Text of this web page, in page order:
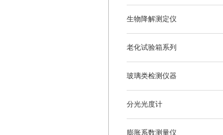
生物降解测定仪
老化试验箱系列
玻璃类检测仪器
分光光度计
膨胀系数测量仪